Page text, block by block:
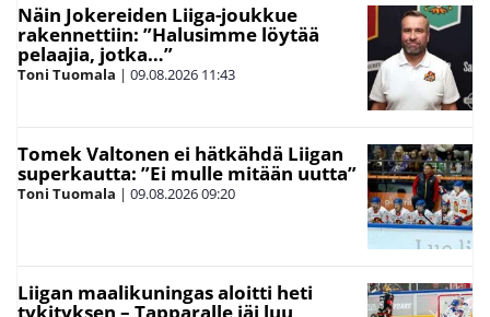
Näin Jokereiden Liiga-joukkue
rakennettiin: ”Halusimme löytää
pelaajia, jotka…”
Toni Tuomala | 09.08.2026 11:43
Tomek Valtonen ei hätkähdä Liigan
superkautta: ”Ei mulle mitään uutta”
Toni Tuomala | 09.08.202609:20
Liigan maalikuningas aloitti heti
tykityksen – Tapparalle jäi luu